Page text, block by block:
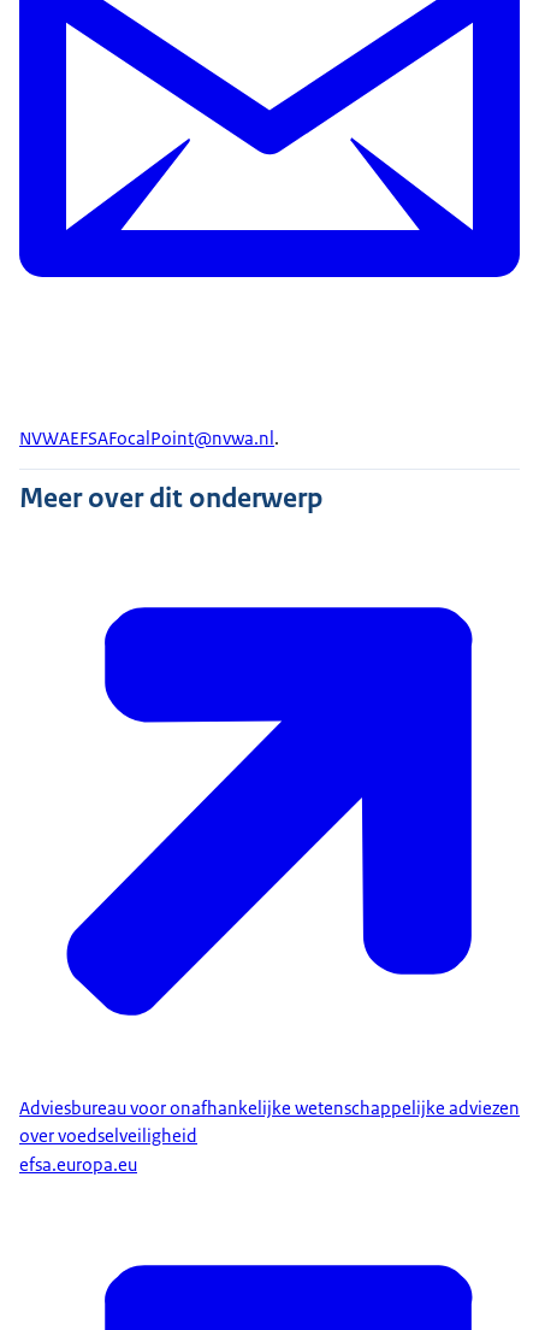
NVWAEFSAFocalPoint@nvwa.nl.
Meer over dit onderwerp
Adviesbureau voor onafhankelijke wetenschappelijke adviezen
over voedselveiligheid
efsa.europa.eu